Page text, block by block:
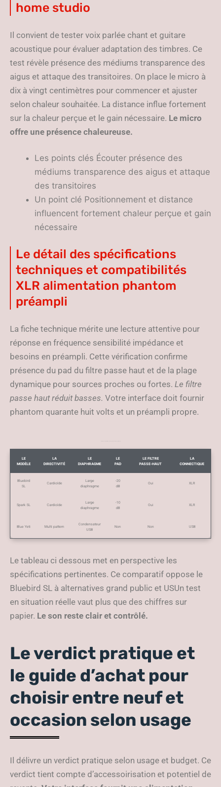
home studio
Il convient de tester voix parlée chant et guitare
acoustique pour évaluer adaptation des timbres. Ce
test révèle présence des médiums transparence des
aigus et attaque des transitoires. On place le micro à
dix à vingt centimètres pour commencer et ajuster
selon chaleur souhaitée. La distance influe fortement
sur la chaleur perçue et le gain nécessaire. Le micro
offre une présence chaleureuse.
Les points clés Écouter présence des
médiums transparence des aigus et attaque
des transitoires
Un point clé Positionnement et distance
influencent fortement chaleur perçue et gain
nécessaire
Le détail des spécifications
techniques et compatibilités
XLR alimentation phantom
préampli
La fiche technique mérite une lecture attentive pour
réponse en fréquence sensibilité impédance et
besoins en préampli. Cette vérification confirme
présence du pad du filtre passe haut et de la plage
dynamique pour sources proches ou fortes. Le filtre
passe haut réduit basses. Votre interface doit fournir
phantom quarante huit volts et un préampli propre.
LE
MODÈLE
LA
DIRECTIVITÉ
LE
DIAPHRAGME
LE
PAD
LE FILTRE
PASSE‑HAUT
LA
CONNECTIQUE
Bluebird
SL
Cardioïde
Large
diaphragme
-20
dB
Oui XLR
Spark SL Cardioïde
Large
diaphragme
-10
dB
Oui XLR
Blue Yeti Multi pattern
Condensateur
USB
Non Non USB
Le tableau ci dessous met en perspective les
spécifications pertinentes. Ce comparatif oppose le
Bluebird SL à alternatives grand public et USUn test
en situation réelle vaut plus que des chiffres sur
papier. Le son reste clair et contrôlé.
Le verdict pratique et
le guide d’achat pour
choisir entre neuf et
occasion selon usage
Il délivre un verdict pratique selon usage et budget. Ce
verdict tient compte d’accessoirisation et potentiel de